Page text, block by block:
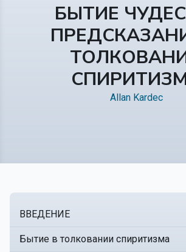
БЫТИЕ
Allan Kardec
ВВЕДЕНИЕ
Бытие в толковании спиритизма